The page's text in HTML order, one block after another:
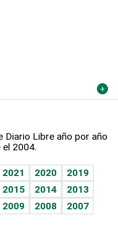
Diario Libre año por año
el 2004.
2021 2020
2019
2015 2014
2013
2009 2008
2007